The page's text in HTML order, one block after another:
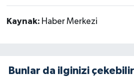
Kaynak: Haber Merkezi
Bunlar da ilginizi çekebilir